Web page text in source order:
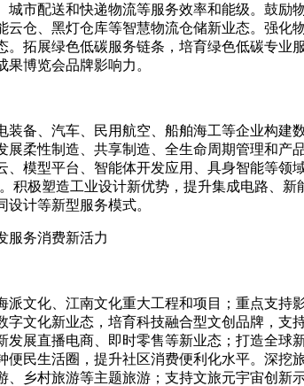
城市配送和快递物流等服务效率和能级。鼓
云仓、黑灯仓库等智慧物流仓储新业态。强
拓展绿色低碳服务链条，培育绿色低碳专
博览会品牌影响力。
备、汽车、民用航空、船舶海工等企业构
展柔性制造、共享制造、全生命周期管理和
模型平台、智能体开发应用、具身智能等
积极塑造工业设计新优势，提升集成电路、
计等新型服务模式。
服务消费新活力
派文化、江南文化重大工程和项目；重点支
字文化新业态，培育科技融合型文创品牌，
展直播电商、即时零售等新业态；打造全
便民生活圈，提升社区消费便利化水平。深
、乡村旅游等主题旅游；支持文旅元宇宙创